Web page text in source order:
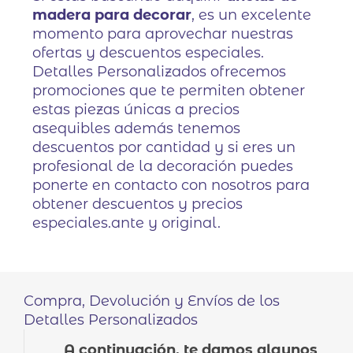
madera para decorar, es un excelente
momento para aprovechar nuestras
ofertas y descuentos especiales.
Detalles Personalizados ofrecemos
promociones que te permiten obtener
estas piezas únicas a precios
asequibles además tenemos
descuentos por cantidad y si eres un
profesional de la decoración puedes
ponerte en contacto con nosotros para
obtener descuentos y precios
especiales.ante y original.
Compra, Devolución y Envíos de los
Detalles Personalizados